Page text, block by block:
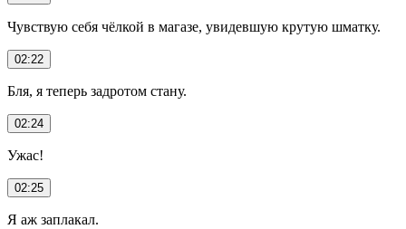
Чувствую себя чёлкой в магазе, увидевшую крутую шматку.
02:22
Бля, я теперь задротом стану.
02:24
Ужас!
02:25
Я аж заплакал.